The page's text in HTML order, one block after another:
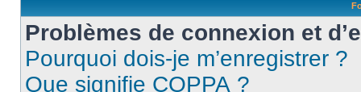
Problèmes de connexion et
Pourquoi dois-je m’enregistrer ?
Que signifie COPPA ?